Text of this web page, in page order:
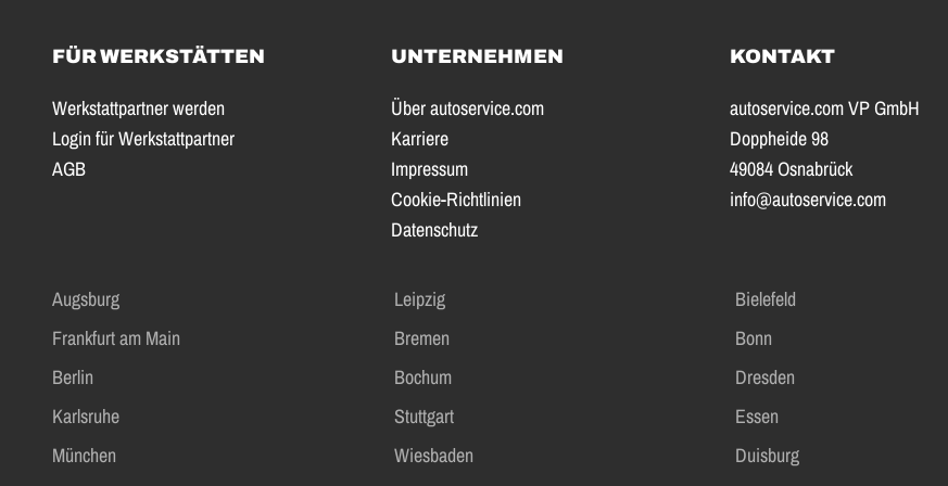
FÜR WERKSTÄTTEN
Werkstattpartner werden
Login für Werkstattpartner
AGB
UNTERNEHMEN
Über autoservice.com
Karriere
Impressum
Cookie-Richtlinien
Datenschutz
KONTAKT
autoservice.com VP GmbH
Doppheide 98
49084 Osnabrück
info@autoservice.com
Augsburg Leipzig
Bielefeld
Frankfurt am Main
Bremen
Bonn
Berlin
Bochum
Dresden
Karlsruhe
Stuttgart
Essen
München
Wiesbaden
Duisburg